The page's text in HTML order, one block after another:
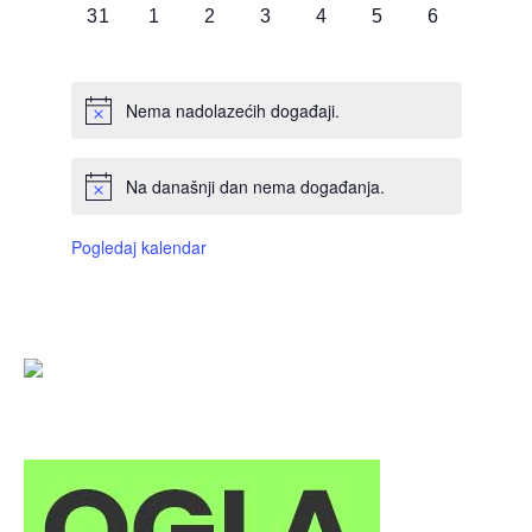
0
31
0
1
0
2
0
3
0
4
0
5
0
6
Nema nadolazećih događaji.
Na današnji dan nema događanja.
Pogledaj kalendar